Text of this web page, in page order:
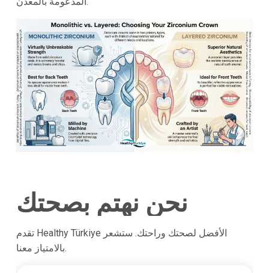
نحن نهتم بصحتك
تقدم Healthy Türkiye الأفضل لصحتك وراحتك. ستشعر
بالامتياز معنا.